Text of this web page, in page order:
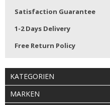
Satisfaction Guarantee
1-2 Days Delivery
Free Return Policy
KATEGORIEN
MARKEN